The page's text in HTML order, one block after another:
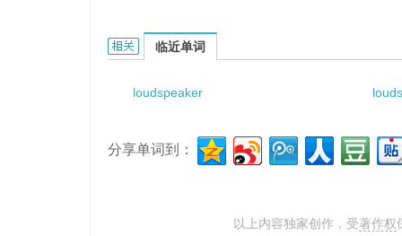
loudspeaker directivity的相关资料：
临近单词
loudspeaker
分享单词到：
以上内容独家创作，受著作权